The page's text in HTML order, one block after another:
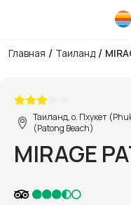
Главная / Таиланд /
Таиланд, о. Пхукет
(Patong Beach)
MIRAGE